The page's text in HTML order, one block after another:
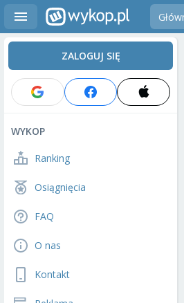
ZALOGUJ SIĘ
WYKOP
Ranking
Osiągnięcia
FAQ
O nas
Kontakt